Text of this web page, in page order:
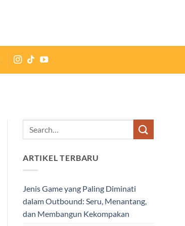
ARTIKEL TERBARU
Jenis Game yang Paling Diminati
dalam Outbound: Seru, Menantang,
dan Membangun Kekompakan